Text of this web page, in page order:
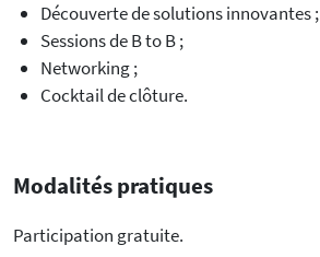
Découverte de solutions innovantes ;
Sessions de B to B ;
Networking ;
Cocktail de clôture.
Modalités pratiques
Participation gratuite.